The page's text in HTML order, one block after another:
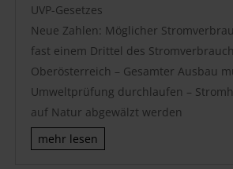
UVP-Gesetzes
Neue Zahlen: Möglicher
fast einem Drittel des
Oberösterreich – Gesamter Ausbau
Umweltprüfung durchlaufen –
auf Natur abgewälzt werden
mehr lesen